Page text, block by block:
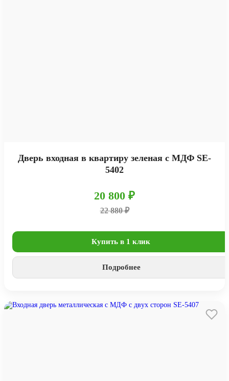
Дверь входная в квартиру зеленая с МДФ SE-
5402
20 800 ₽
22 880 ₽
Купить в 1 клик
Подробнее